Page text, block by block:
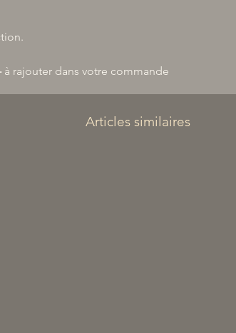
à rajouter dans votre commande
Articles similaires